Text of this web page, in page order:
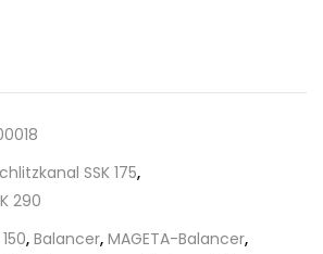
SSK 175,
290
, Balancer, MAGETA-Balancer,